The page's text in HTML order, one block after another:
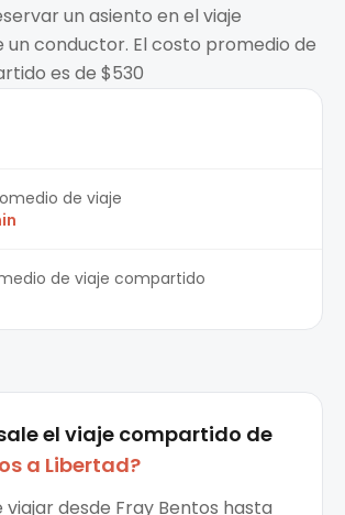
un asiento en el viaje
conductor. El costo promedio de
es de $530
de viaje
de viaje compartido
el viaje compartido de
a Libertad?
viajar desde Fray Bentos hasta